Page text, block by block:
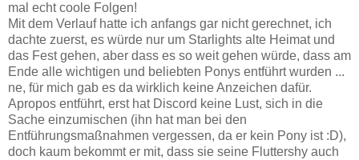
mal echt coole Folgen!
Mit dem Verlauf hatte ich anfangs gar nicht gerechnet, ich
dachte zuerst, es würde nur um Starlights alte Heimat und
das Fest gehen, aber dass es so weit gehen würde, dass am
Ende alle wichtigen und beliebten Ponys entführt wurden ...
ne, für mich gab es da wirklich keine Anzeichen dafür.
Apropos entführt, erst hat Discord keine Lust, sich in die
Sache einzumischen (ihn hat man bei den
Entführungsmaßnahmen vergessen, da er kein Pony ist :D),
doch kaum bekommt er mit, dass sie seine Fluttershy auch